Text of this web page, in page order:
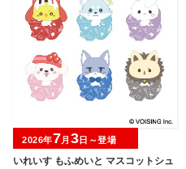
いれいす もふめいと マスコットシュ
2026年7月 3日～登場